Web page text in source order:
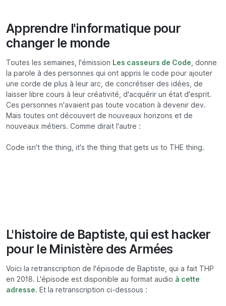
Apprendre l'informatique pour
changer le monde
Toutes les semaines, l'émission Les casseurs de Code , donne
la parole à des personnes qui ont appris le code pour ajouter
une corde de plus à leur arc, de concrétiser des idées, de
laisser libre cours à leur créativité, d'acquérir un état d'esprit.
Ces personnes n'avaient pas toute vocation à devenir dev.
Mais toutes ont découvert de nouveaux horizons et de
nouveaux métiers. Comme dirait l'autre :
Code isn't the thing, it's the thing that gets us to THE thing.
L'histoire de Baptiste, qui est hacker
pour le Ministère des Armées
Voici la retranscription de l'épisode de Baptiste, qui a fait THP
en 2018. L'épisode est disponible au format audio à cette
adresse. Et la retranscription ci-dessous :